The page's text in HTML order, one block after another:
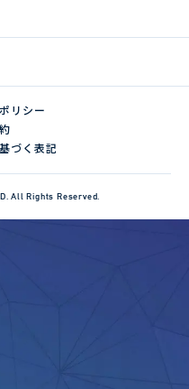
リシー
づく表記
All Rights Reserved.